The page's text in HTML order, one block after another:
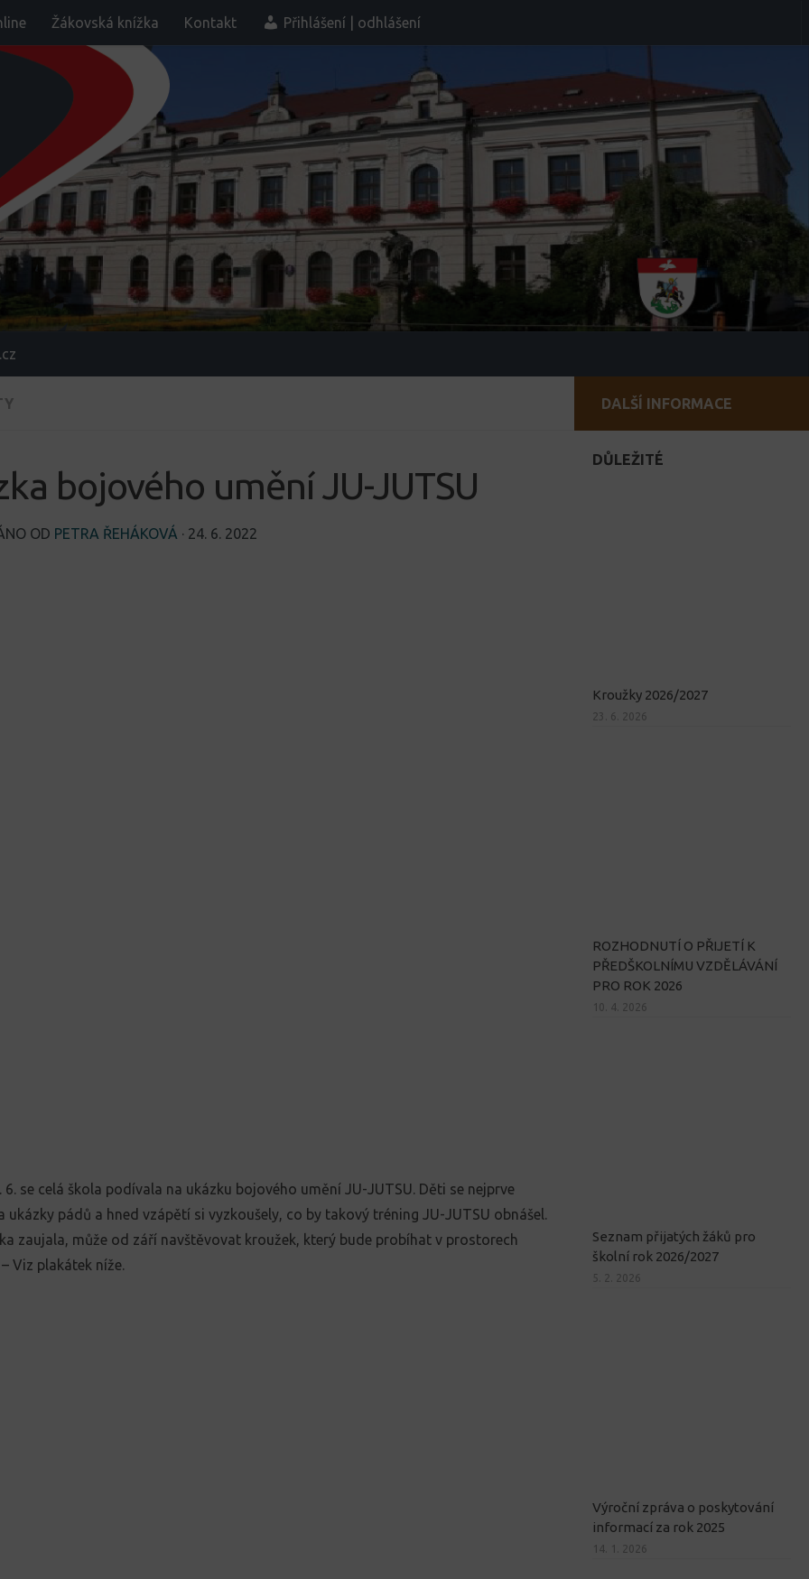
Žákovská knížka Kontakt Přihlášení | odhlášení
bojového umění JU-JUTSU
OD PETRA ŘEHÁKOVÁ · 24. 6. 2022
6. se celá škola podívala na ukázku bojového umění JU-JUTSU. Děti se nejprve
ukázky pádů a hned vzápětí si vyzkoušely, co by takový tréning JU-JUTSU obnášel.
zaujala, může od září navštěvovat kroužek, který bude probíhat v prostorech
Viz plakátek níže.
DALŠÍ INFORMACE
DŮLEŽITÉ
Kroužky 2026/2027
23. 6. 2026
ROZHODNUTÍ O PŘIJETÍ K
PŘEDŠKOLNÍMU VZDĚLÁVÁNÍ
PRO ROK 2026
10. 4. 2026
Seznam přijatých žáků pro
školní rok 2026/2027
5. 2. 2026
Výroční zpráva o poskytování
informací za rok 2025
14. 1. 2026